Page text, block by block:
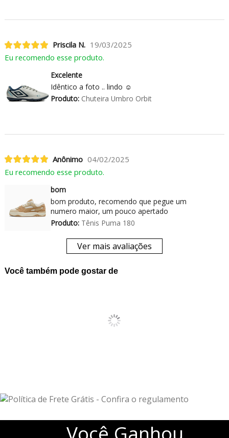
Priscila N. 19/03/2025
Eu recomendo esse produto.
Excelente
Idêntico a foto .. lindo ☺️
Produto:Chuteira Umbro Orbit
Anônimo 04/02/2025
Eu recomendo esse produto.
bom
bom produto, recomendo que pegue um
numero maior, um pouco apertado
Produto:Tênis Puma 180
Ver mais avaliações
Você também pode gostar de